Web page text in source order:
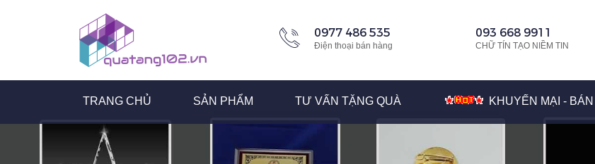
0977 486 535
Điện thoại bán hàng
093 668 9911
CHỮ TÍN TẠO NIỀM TIN
TRANG CHỦ SẢN PHẨM TƯ VẤN TẶNG QUÀ KHUYẾN MẠI -